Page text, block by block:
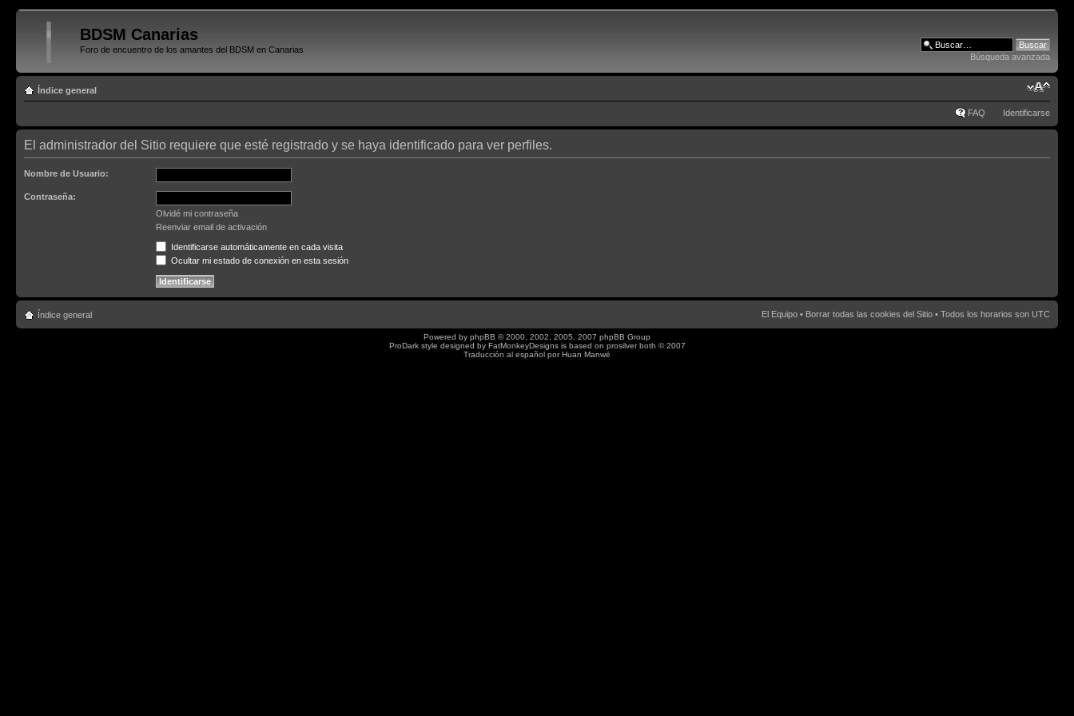
BDSM Canarias
Foro de encuentro de los amantes del BDSM en Canarias
Búsqueda avanzada
Índice general
FAQ Identificarse
El administrador del Sitio requiere que esté registrado y se haya identificado para ver perfiles.
Nombre de Usuario:
Contraseña:
Olvidé mi contraseña
Reenviar email de activación
Identificarse automáticamente en cada visita
Ocultar mi estado de conexión en esta sesión
Índice general El Equipo • Borrar todas las cookies del Sitio • Todos los horarios son UTC
Powered by phpBB © 2000, 2002, 2005, 2007 phpBB Group
ProDark style designed by FatMonkeyDesignsis based on prosilverboth © 2007
Traducción al español porHuan Manwë